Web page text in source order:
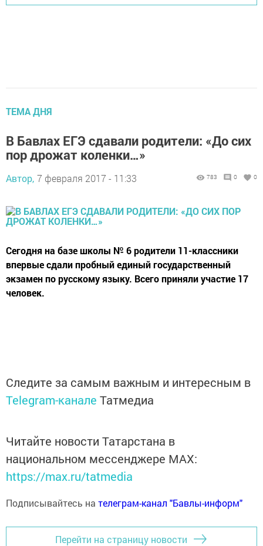
ТЕМА ДНЯ
В Бавлах ЕГЭ сдавали родители: «До сих
пор дрожат коленки…»
Автор, 7 февраля 2017 - 11:33 783 0 0
Сегодня на базе школы № 6 родители 11-классники
впервые сдали пробный единый государственный
экзамен по русскому языку. Всего приняли участие 17
человек.
Следите за самым важным и интересным в
Telegram-канале Татмедиа
Читайте новости Татарстана в
национальном мессенджере MАХ:
https://max.ru/tatmedia
Подписывайтесь на телеграм-канал "Бавлы-информ"
Перейти на страницу новости